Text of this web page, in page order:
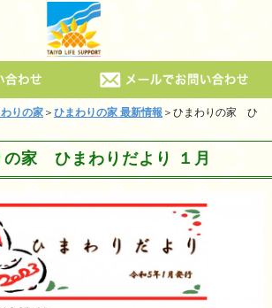
りの家＞ ひまわりの家 最新情報 ＞ひまわりの家 ひ
の家 ひまわりだより １月